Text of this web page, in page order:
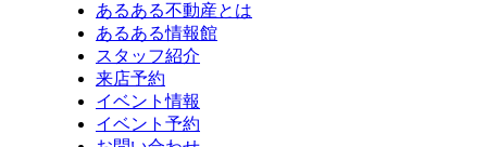
あるある不動産とは
あるある情報館
スタッフ紹介
来店予約
イベント情報
イベント予約